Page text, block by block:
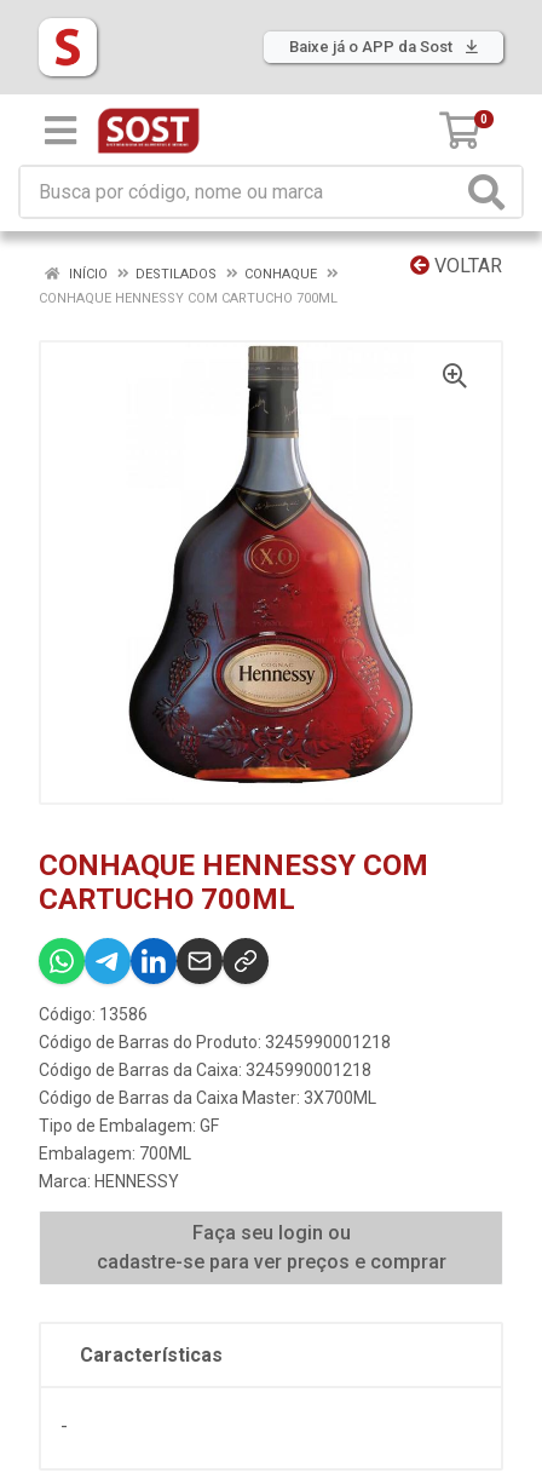
Baixe já o APP da Sost
0
VOLTAR
INÍCIO DESTILADOS
CONHAQUE
CONHAQUE HENNESSY COM CARTUCHO 700ML
CONHAQUE HENNESSY COM
CARTUCHO 700ML
Código: 13586
Código de Barras do Produto: 3245990001218
Código de Barras da Caixa: 3245990001218
Código de Barras da Caixa Master: 3X700ML
Tipo de Embalagem: GF
Embalagem: 700ML
Marca: HENNESSY
Faça seu login ou
cadastre-se para ver preços e comprar
Características
-